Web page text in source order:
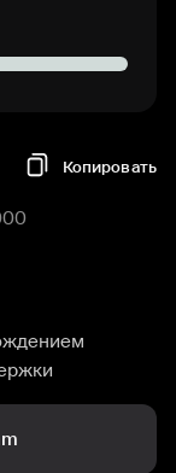
Копировать